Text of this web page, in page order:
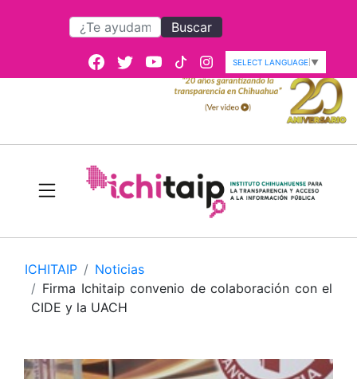
Buscar
SELECT LANGUAGE ▼
ICHITAIP
Noticias
Firma Ichitaip convenio de colaboración con el
CIDE y la UACH